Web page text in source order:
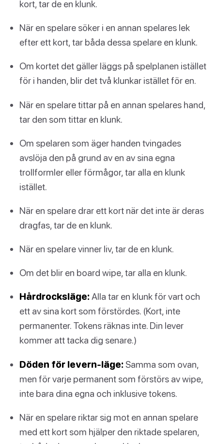
kort, tar de en klunk.
När en spelare söker i en annan spelares lek
efter ett kort, tar båda dessa spelare en klunk.
Om kortet det gäller läggs på spelplanen istället
för i handen, blir det två klunkar istället för en.
När en spelare tittar på en annan spelares hand,
tar den som tittar en klunk.
Om spelaren som äger handen tvingades
avslöja den på grund av en av sina egna
trollformler eller förmågor, tar alla en klunk
istället.
När en spelare drar ett kort när det inte är deras
dragfas, tar de en klunk.
När en spelare vinner liv, tar de en klunk.
Om det blir en board wipe, tar alla en klunk.
Hårdrocksläge: Alla tar en klunk för vart och
ett av sina kort som förstördes. (Kort, inte
permanenter. Tokens räknas inte. Din lever
kommer att tacka dig senare.)
Döden för levern-läge: Samma som ovan,
men för varje permanent som förstörs av wipe,
inte bara dina egna och inklusive tokens.
När en spelare riktar sig mot en annan spelare
med ett kort som hjälper den riktade spelaren,